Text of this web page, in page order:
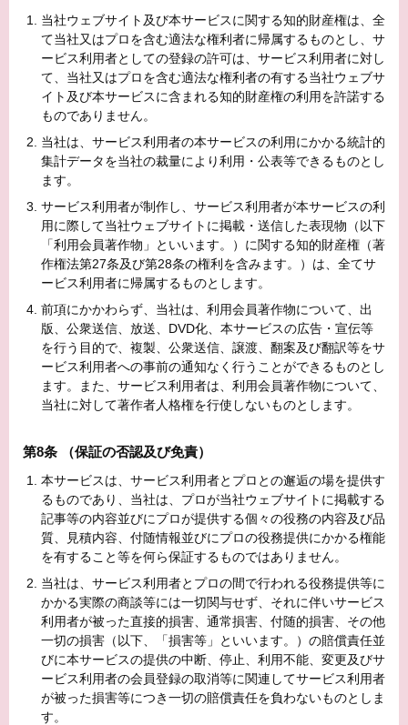
当社ウェブサイト及び本サービスに関する知的財産権は、全
て当社又はプロを含む適法な権利者に帰属するものとし、サ
ービス利用者としての登録の許可は、サービス利用者に対し
て、当社又はプロを含む適法な権利者の有する当社ウェブサ
イト及び本サービスに含まれる知的財産権の利用を許諾する
ものでありません。
当社は、サービス利用者の本サービスの利用にかかる統計的
集計データを当社の裁量により利用・公表等できるものとし
ます。
サービス利用者が制作し、サービス利用者が本サービスの利
用に際して当社ウェブサイトに掲載・送信した表現物（以下
「利用会員著作物」といいます。）に関する知的財産権（著
作権法第27条及び第28条の権利を含みます。）は、全てサ
ービス利用者に帰属するものとします。
前項にかかわらず、当社は、利用会員著作物について、出
版、公衆送信、放送、DVD化、本サービスの広告・宣伝等
を行う目的で、複製、公衆送信、譲渡、翻案及び翻訳等をサ
ービス利用者への事前の通知なく行うことができるものとし
ます。また、サービス利用者は、利用会員著作物について、
当社に対して著作者人格権を行使しないものとします。
第8条 （保証の否認及び免責）
本サービスは、サービス利用者とプロとの邂逅の場を提供す
るものであり、当社は、プロが当社ウェブサイトに掲載する
記事等の内容並びにプロが提供する個々の役務の内容及び品
質、見積内容、付随情報並びにプロの役務提供にかかる権能
を有すること等を何ら保証するものではありません。
当社は、サービス利用者とプロの間で行われる役務提供等に
かかる実際の商談等には一切関与せず、それに伴いサービス
利用者が被った直接的損害、通常損害、付随的損害、その他
一切の損害（以下、「損害等」といいます。）の賠償責任並
びに本サービスの提供の中断、停止、利用不能、変更及びサ
ービス利用者の会員登録の取消等に関連してサービス利用者
が被った損害等につき一切の賠償責任を負わないものとしま
す。